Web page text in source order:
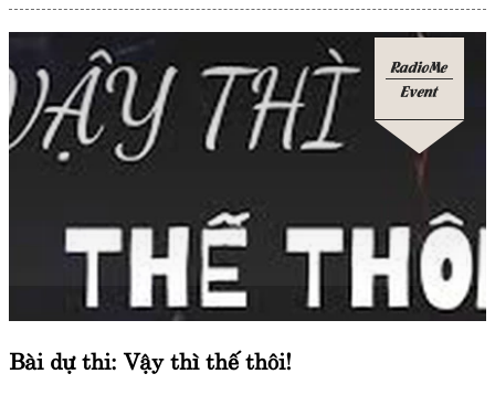
RadioMe
Event
Bài dự thi: Vậy thì thế thôi!